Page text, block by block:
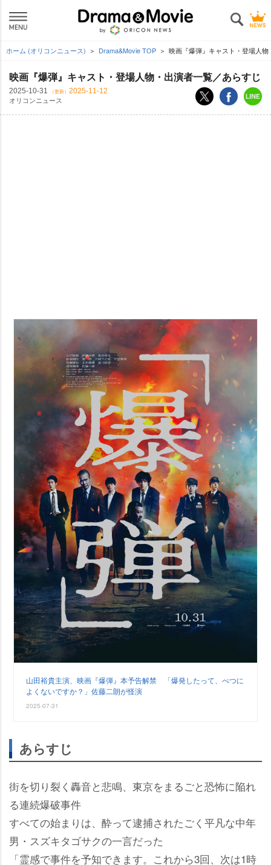
ホーム (オリコンニュース) Drama&Movie TOP 映画『爆弾』キャスト・登場人
映画『爆弾』キャスト・登場人物・出演者一覧／あらすじ
2025-10-31 （更新） 2025-11-12
オリコンニュース
山田裕貴主演、映画『爆弾』本予告解禁 「爆発したって、べつに
よくないですか？」佐藤二朗が怪演
2025-07-31
あらすじ
街を切り裂く轟音と悲鳴、東京をまるごと恐怖に陥れ
る連続爆破事件
すべての始まりは、酔って逮捕されたごく平凡な中年
男・スズキタゴサクの一言だった
「霊感で事件を予知できます。これから3回、次は1時